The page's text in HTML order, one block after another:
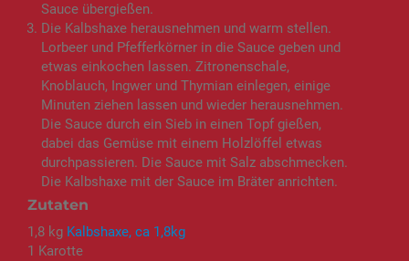
Zutaten
1,8 kg Kalbshaxe, ca 1,8kg
1 Karotte
Sauce übergießen.
Die Kalbshaxe herausnehmen und warm stellen.
Lorbeer und Pfefferkörner in die Sauce geben und
etwas einkochen lassen. Zitronenschale,
Knoblauch, Ingwer und Thymian einlegen, einige
Minuten ziehen lassen und wieder herausnehmen.
Die Sauce durch ein Sieb in einen Topf gießen,
dabei das Gemüse mit einem Holzlöffel etwas
durchpassieren. Die Sauce mit Salz abschmecken.
Die Kalbshaxe mit der Sauce im Bräter anrichten.